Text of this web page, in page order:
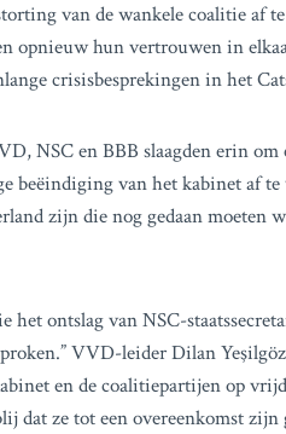
van de wankele coalitie af
opnieuw hun vertrouwen in
crisisbesprekingen in het
NSC en BBB slaagden erin om
van het kabinet af te
zijn die nog gedaan moeten
ontslag van NSC-
VVD-leider Dilan
en de coalitiepartijen op
dat ze tot een overeenkomst